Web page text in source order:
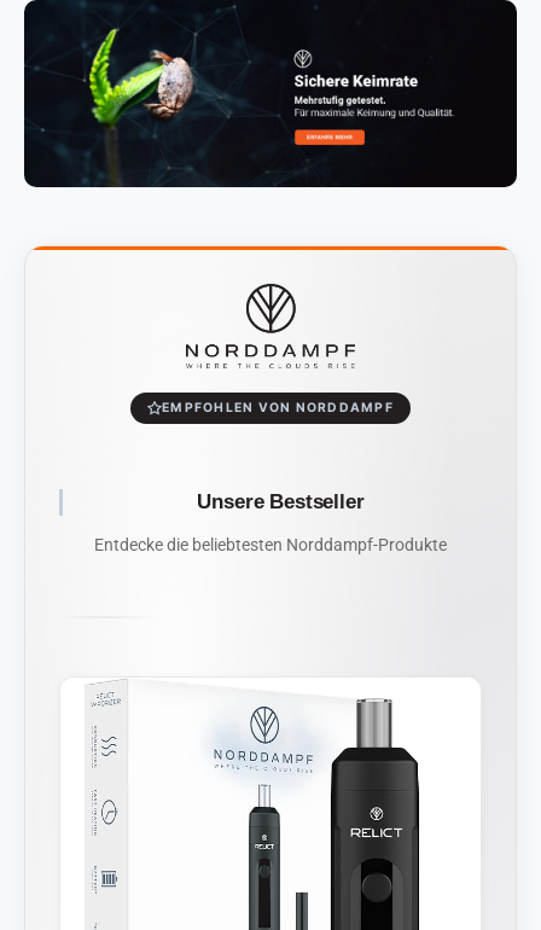
EMPFOHLEN VON NORDDAMPF
Unsere Bestseller
Entdecke die beliebtesten Norddampf-Produkte